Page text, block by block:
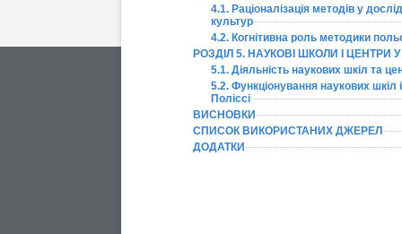
4.1. Раціоналізація методів у
культур
4.2. Когнітивна роль методики
РОЗДІЛ 5. НАУКОВІ ШКОЛИ І ЦЕНТРИ
5.1. Діяльність наукових шкіл та
5.2. Функціонування наукових шкіл
Поліссі
ВИСНОВКИ
СПИСОК ВИКОРИСТАНИХ ДЖЕРЕЛ
ДОДАТКИ